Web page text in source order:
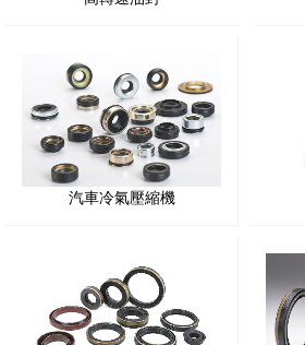
汽車冷氣壓縮機